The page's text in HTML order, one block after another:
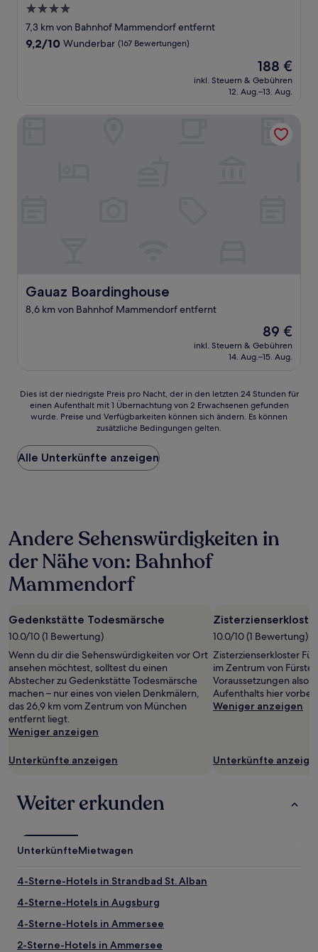
4.0-
Sterne-
Unterkunft
7,3 km von Bahnhof Mammendorf entfernt
9.2
9,2/10 Wunderbar (167 Bewertungen)
Der
Preis
beträgt
188 €
inkl. Steuern & Gebühren
12. Aug.–13. Aug.
Gauaz Boardinghouse
Gauaz Boardinghouse
8,6 km von Bahnhof Mammendorf entfernt
Der
Preis
beträgt
89 €
inkl. Steuern & Gebühren
14. Aug.–15. Aug.
Dies
der
Preis
pro
Nacht,
24 Stunden
für
einen
mit
2 Erwachsenen
gefunden
wurde.
Preise
und
Verfügbarkeiten
können
sich
ändern.
Es
zusätzliche
Dies ist der niedrigste Preis pro Nacht, der in den letzten 24 Stunden für
einen Aufenthalt mit 1 Übernachtung von 2 Erwachsenen gefunden
wurde. Preise und Verfügbarkeiten können sich ändern. Es können
zusätzliche Bedingungen gelten.
Alle Unterkünfte anzeigen
Andere Sehenswürdigkeiten in
der Nähe von: Bahnhof
Mammendorf
Gedenkstätte Todesmärsche
10.0/10 (1 Bewertung)
Wenn du dir die Sehenswürdigkeiten vor Ort
ansehen möchtest, solltest du einen
Abstecher zu Gedenkstätte Todesmärsche
machen – nur eines von vielen Denkmälern,
das 26,9 km vom Zentrum von München
entfernt liegt.
Weniger anzeigen
Unterkünfte anzeigen
10.0/10 (1 Bewertung)
Zisterzienserkloster
im Zentrum von
Voraussetzungen also,
Aufenthalts hier
Weniger anzeigen
Unterkünfte
Weiter erkunden
UnterkünfteMietwagen
4-Sterne-Hotels in Strandbad St. Alban
4-Sterne-Hotels in Augsburg
4-Sterne-Hotels in Ammersee
2-Sterne-Hotels in Ammersee